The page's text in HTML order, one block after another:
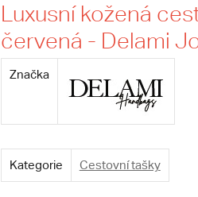
Luxusní kožená
červená - Delami
Značka
Kategorie Cestovní tašky